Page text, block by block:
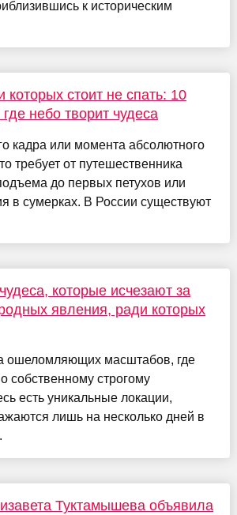
к историческим
которых стоит не спать: 10
небо творит чудеса
кадра или момента абсолютного
требует от путешественника
до первых петухов или
в сумерках. В России существуют
которые исчезают за
явления, ради которых
ошеломляющих масштабов, где
собственному строгому
есть уникальные локации,
лишь на несколько дней в
Туктамышева объявила